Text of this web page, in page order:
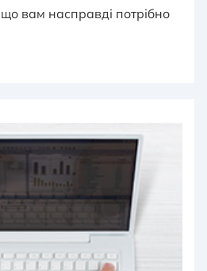
вам насправді потрібно